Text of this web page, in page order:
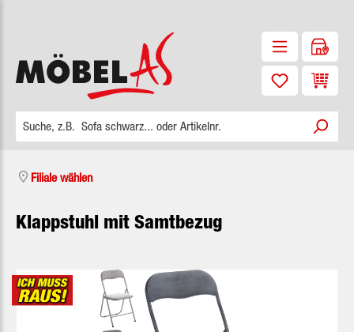
Filiale wählen
Klappstuhl mit Samtbezug
Bildergalerie überspringen